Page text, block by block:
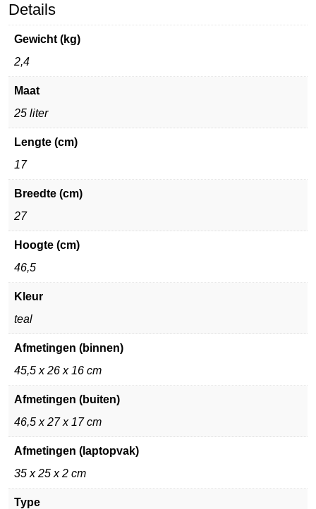
Details
Gewicht (kg)
2,4
Maat
25 liter
Lengte (cm)
17
Breedte (cm)
27
Hoogte (cm)
46,5
Kleur
teal
Afmetingen (binnen)
45,5 x 26 x 16 cm
Afmetingen (buiten)
46,5 x 27 x 17 cm
Afmetingen (laptopvak)
35 x 25 x 2 cm
Type